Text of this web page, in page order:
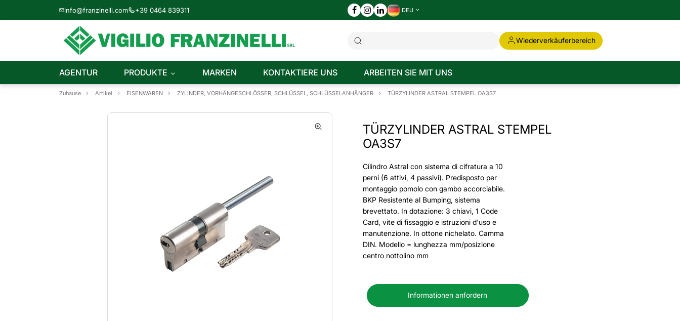
info@franzinelli.com +39 0464 839311 DEU
Wiederverkäuferbereich
AGENTUR PRODUKTE MARKEN KONTAKTIERE UNS ARBEITEN SIE MIT UNS
Zuhause Artikel EISENWAREN ZYLINDER, VORHÄNGESCHLÖSSER, SCHLÜSSEL, SCHLÜSSELANHÄNGER TÜRZYLINDER ASTRAL STEMPEL OA3S7
TÜRZYLINDER ASTRAL STEMPEL
OA3S7
Cilindro Astral con sistema di cifratura a 10
perni (6 attivi, 4 passivi). Predisposto per
montaggio pomolo con gambo accorciabile.
BKP Resistente al Bumping, sistema
brevettato. In dotazione: 3 chiavi, 1 Code
Card, vite di fissaggio e istruzioni d'uso e
manutenzione. In ottone nichelato. Camma
DIN. Modello = lunghezza mm/posizione
centro nottolino mm
Informationen anfordern